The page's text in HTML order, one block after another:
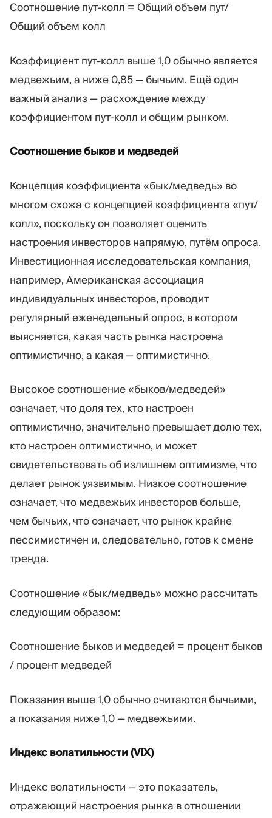
Соотношение пут-колл = Общий объем пут/
Общий объем колл
Коэффициент пут-колл выше 1,0 обычно является
медвежьим, а ниже 0,85 — бычьим. Ещё один
важный анализ — расхождение между
коэффициентом пут-колл и общим рынком.
Соотношение быков и медведей
Концепция коэффициента «бык/медведь» во
многом схожа с концепцией коэффициента «пут/
колл», поскольку он позволяет оценить
настроения инвесторов напрямую, путём опроса.
Инвестиционная исследовательская компания,
например, Американская ассоциация
индивидуальных инвесторов, проводит
регулярный еженедельный опрос, в котором
выясняется, какая часть рынка настроена
оптимистично, а какая — оптимистично.
Высокое соотношение «быков/медведей»
означает, что доля тех, кто настроен
оптимистично, значительно превышает долю тех,
кто настроен оптимистично, и может
свидетельствовать об излишнем оптимизме, что
делает рынок уязвимым. Низкое соотношение
означает, что медвежьих инвесторов больше,
чем бычьих, что означает, что рынок крайне
пессимистичен и, следовательно, готов к смене
тренда.
Соотношение «бык/медведь» можно рассчитать
следующим образом:
Соотношение быков и медведей = процент быков
/ процент медведей
Показания выше 1,0 обычно считаются бычьими,
а показания ниже 1,0 — медвежьими.
Индекс волатильности (VIX)
Индекс волатильности — это показатель,
отражающий настроения рынка в отношении